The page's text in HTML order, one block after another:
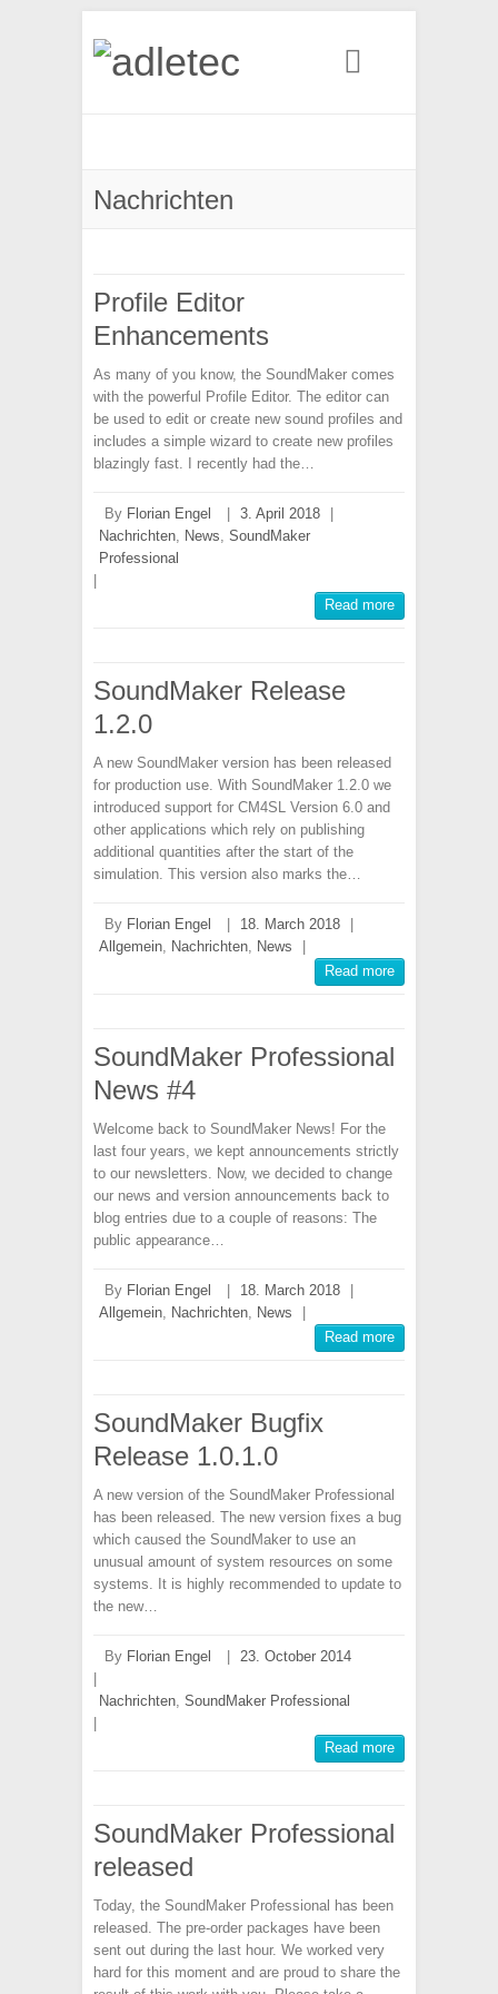
Nachrichten
Profile Editor
Enhancements
As many of you know, the SoundMaker comes
with the powerful Profile Editor. The editor can
be used to edit or create new sound profiles and
includes a simple wizard to create new profiles
blazingly fast. I recently had the…
By Florian Engel 3. April 2018
Nachrichten, News, SoundMaker
Professional
Read more
SoundMaker Release
1.2.0
A new SoundMaker version has been released
for production use. With SoundMaker 1.2.0 we
introduced support for CM4SL Version 6.0 and
other applications which rely on publishing
additional quantities after the start of the
simulation. This version also marks the…
By Florian Engel 18. March 2018
Allgemein, Nachrichten, News
Read more
SoundMaker Professional
News #4
Welcome back to SoundMaker News! For the
last four years, we kept announcements strictly
to our newsletters. Now, we decided to change
our news and version announcements back to
blog entries due to a couple of reasons: The
public appearance…
By Florian Engel 18. March 2018
Allgemein, Nachrichten, News
Read more
SoundMaker Bugfix
Release 1.0.1.0
A new version of the SoundMaker Professional
has been released. The new version fixes a bug
which caused the SoundMaker to use an
unusual amount of system resources on some
systems. It is highly recommended to update to
the new…
By Florian Engel
23. October 2014
Nachrichten, SoundMaker Professional
Read more
SoundMaker Professional
released
Today, the SoundMaker Professional has been
released. The pre-order packages have been
sent out during the last hour. We worked very
hard for this moment and are proud to share the